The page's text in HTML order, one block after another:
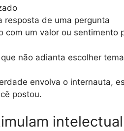
resposta de uma pergunta
com um valor ou sentimento
não adianta escolher
envolva o internauta,
postou.